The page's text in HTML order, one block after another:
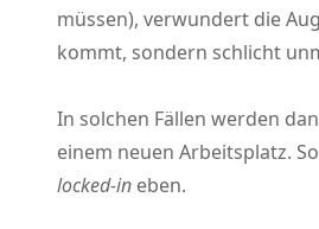
müssen), verwundert die
kommt, sondern schlicht
In solchen Fällen werden
einem neuen Arbeitsplatz.
locked-in eben.